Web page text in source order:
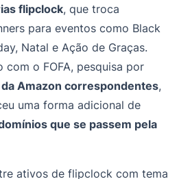
flipclock, que troca
para eventos como Black
Natal e Ação de Graças.
com o FOFA, pesquisa por
Amazon correspondentes,
uma forma adicional de
que se passem pela
ativos de flipclock com tema